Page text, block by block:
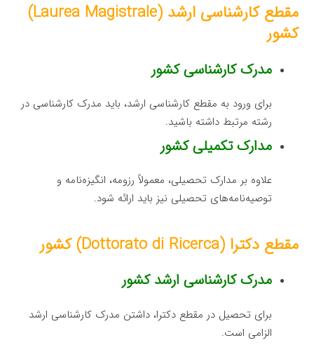
مقطع کارشناسی ارشد (Laurea Magistrale)
کشور
مدرک کارشناسی کشور
برای ورود به مقطع کارشناسی ارشد، باید مدرک کارشناسی در
رشته مرتبط داشته باشید.
مدارک تکمیلی کشور
علاوه بر مدارک تحصیلی، معمولاً رزومه، انگیزه‌نامه و
توصیه‌نامه‌های تحصیلی نیز باید ارائه شود.
مقطع دکترا (Dottorato di Ricerca) کشور
مدرک کارشناسی ارشد کشور
برای تحصیل در مقطع دکترا، داشتن مدرک کارشناسی ارشد
الزامی است.